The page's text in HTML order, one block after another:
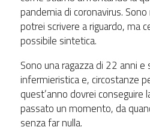
pandemia di coronavirus.
potrei scrivere a riguardo, ma
possibile sintetica.
Sono una ragazza di 22 anni
infermieristica e, circostanze
quest’anno dovrei conseguire
passato un momento, da
senza far nulla.